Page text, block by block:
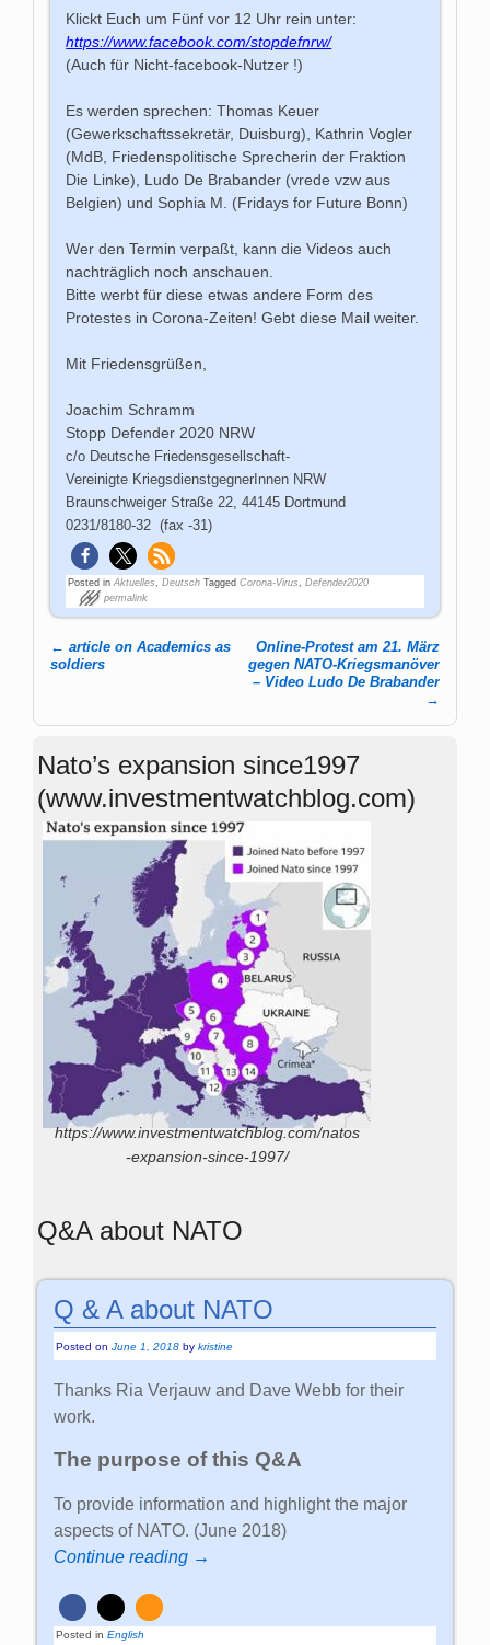
Klickt Euch um Fünf vor 12 Uhr rein unter:
https://www.facebook.com/stopdefnrw/
(Auch für Nicht-facebook-Nutzer !)
Es werden sprechen: Thomas Keuer
(Gewerkschaftssekretär, Duisburg), Kathrin Vogler
(MdB, Friedenspolitische Sprecherin der Fraktion
Die Linke), Ludo De Brabander (vrede vzw aus
Belgien) und Sophia M. (Fridays for Future Bonn)
Wer den Termin verpaßt, kann die Videos auch
nachträglich noch anschauen.
Bitte werbt für diese etwas andere Form des
Protestes in Corona-Zeiten! Gebt diese Mail weiter.
Mit Friedensgrüßen,
Joachim Schramm
Stopp Defender 2020 NRW
c/o Deutsche Friedensgesellschaft-
Vereinigte KriegsdienstgegnerInnen NRW
Braunschweiger Straße 22, 44145 Dortmund
0231/8180-32 (fax -31)
Posted in Aktuelles,Deutsch Tagged Corona-Virus,Defender2020
permalink
Post navigation
← article on Academics as
soldiers
Online-Protest am 21. März
gegen NATO-Kriegsmanöver
– Video Ludo De Brabander
→
Nato’s expansion since1997
(www.investmentwatchblog.com)
https://www.investmentwatchblog.com/natos
-expansion-since-1997/
Q&A about NATO
Q & A about NATO
Posted onJune 1, 2018 bykristine
Thanks Ria Verjauw and Dave Webb for their
work.
The purpose of this Q&A
To provide information and highlight the major
aspects of NATO. (June 2018)
Continue reading →
Posted in English